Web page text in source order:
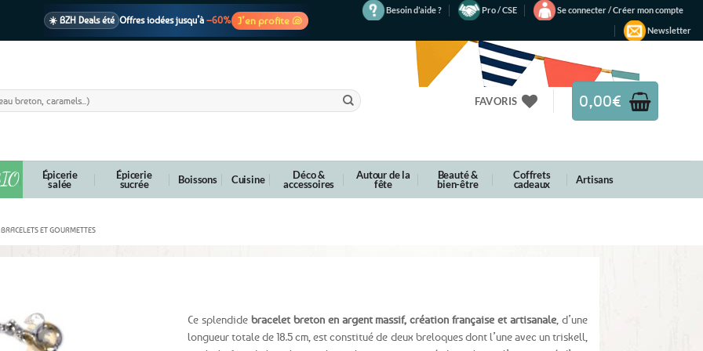
☀️ BZH Deals été Offres iodées jusqu’à –60% J’en profite 🐚
Besoin d’aide ? Pro / CSE
Se connecter / Créer mon compte
Newsletter
FAVORIS 0,00€
Épicerie
salée
Épicerie
sucrée Boissons Cuisine Déco &
accessoires
Autour de la
fête
Beauté &
bien-être
Coffrets
cadeaux Artisans
BRACELETS ET GOURMETTES
Ce splendide bracelet breton en argent massif, création française et artisanale , d’une
longueur totale de 18.5 cm, est constitué de deux breloques dont l’une avec un triskell,